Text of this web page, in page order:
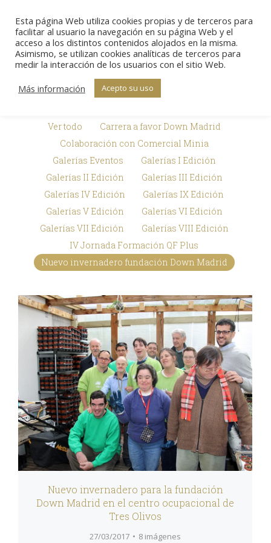
Galerías de
imágenes
Estás aquí:
Inicio
Premios Txema Elorza
Ver todo
Carrera a favor Down Madrid
Colaboración con Comercial Minia
Galerías Eventos
Galerías I Edición
Galerías II Edición
Galerías III Edición
Galerías IV Edición
Galerías IX Edición
Galerías V Edición
Galerías VI Edición
Galerías VII Edición
Galerías VIII Edición
IV Jornada Formación QF Plus
Nuevo invernadero fundación Down Madrid
Nuevo invernadero para la fundación
Down Madrid en el centro ocupacional de
Tres Olivos
27/03/2017 8 imágenes
Esta página Web utiliza cookies propias y de terceros para
facilitar al usuario la navegación en su página Web y el
acceso a los distintos contenidos alojados en la misma.
Asimismo, se utilizan cookies analíticas de terceros para
medir la interacción de los usuarios con el sitio Web.
Más información
Acepto su uso